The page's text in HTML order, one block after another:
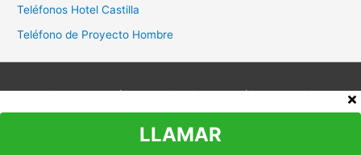
Teléfonos Hotel Castilla
Teléfono de Proyecto Hombre
Aviso legal Política de privacidad
Política de cookies
Contacto
Copyright © 2026Teléfono Atención al Cliente
LLAMAR